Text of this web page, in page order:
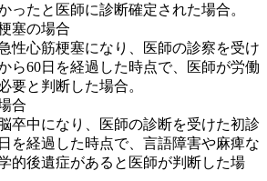
ったと医師に診断確定された場合。
塞の場合
性心筋梗塞になり、医師の診察を受け
ら60日を経過した時点で、医師が労働
要と判断した場合。
合
卒中になり、医師の診断を受けた初診
を経過した時点で、言語障害や麻痺な
的後遺症があると医師が判断した場